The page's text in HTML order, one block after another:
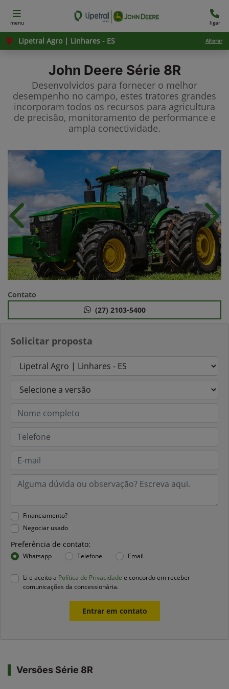
menu ligar
Lipetral Agro | Linhares - ES Alterar
John Deere Série 8R
Desenvolvidos para fornecer o melhor
desempenho no campo, estes tratores grandes
incorporam todos os recursos para agricultura
de precisão, monitoramento de performance e
ampla conectividade.
Solicitar proposta
Financiamento?
Negociar usado
Preferência de contato:
Whatsapp Telefone Email
Li e aceito a Política de Privacidade e concordo em receber
comunicações da concessionária.
Entrar em contato
Anterior
Contato
(27) 2103-5400
Versões Série 8R